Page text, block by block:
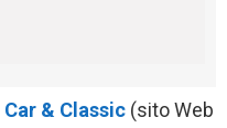
Car & Classic (sito Web